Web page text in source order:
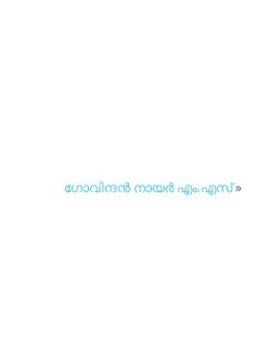
ഗോവിന്ദന്‍ നായര്‍ എം.എസ്»